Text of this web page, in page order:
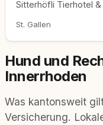
Sitterhöfli Tierhotel
St. Gallen
Hund und
Innerrhoden
Was kantonsweit
Versicherung.